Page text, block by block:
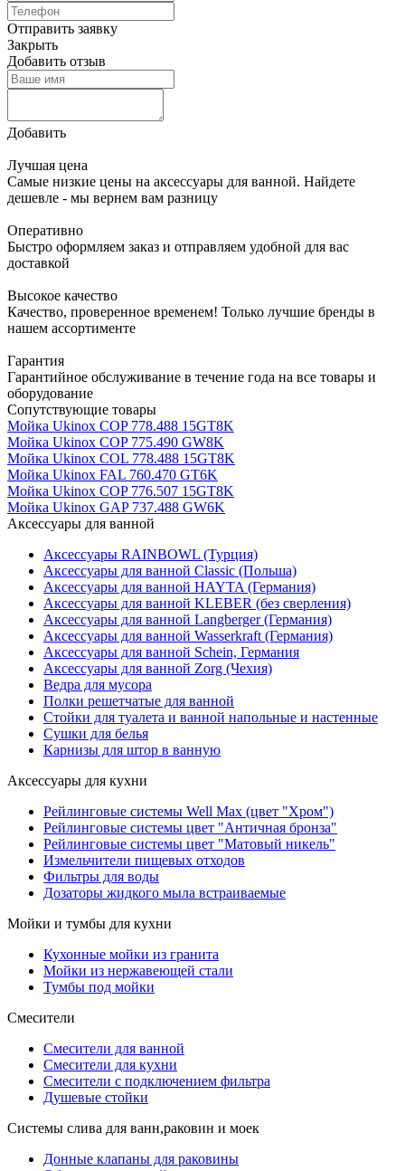
Отправить заявку
Закрыть
Добавить отзыв
Добавить
Лучшая цена
Самые низкие цены на аксессуары для ванной. Найдете
дешевле - мы вернем вам разницу
Оперативно
Быстро оформляем заказ и отправляем удобной для вас
доставкой
Высокое качество
Качество, проверенное временем! Только лучшие бренды в
нашем ассортименте
Гарантия
Гарантийное обслуживание в течение года на все товары и
оборудование
Сопутствующие товары
Мойка Ukinox COP 778.488 15GT8K
Мойка Ukinox COP 775.490 GW8K
Мойка Ukinox COL 778.488 15GT8K
Мойка Ukinox FAL 760.470 GT6K
Мойка Ukinox COP 776.507 15GT8K
Мойка Ukinox GAP 737.488 GW6K
Аксессуары для ванной
Аксессуары RAINBOWL (Турция)
Аксессуары для ванной Classic (Польша)
Аксессуары для ванной HAYTA (Германия)
Аксессуары для ванной KLEBER (без сверления)
Аксессуары для ванной Langberger (Германия)
Аксессуары для ванной Wasserkraft (Германия)
Аксессуары для ванной Schein, Германия
Аксессуары для ванной Zorg (Чехия)
Ведра для мусора
Полки решетчатые для ванной
Стойки для туалета и ванной напольные и настенные
Сушки для белья
Карнизы для штор в ванную
Аксессуары для кухни
Рейлинговые системы Well Max (цвет "Хром")
Рейлинговые системы цвет "Античная бронза"
Рейлинговые системы цвет "Матовый никель"
Измельчители пищевых отходов
Фильтры для воды
Дозаторы жидкого мыла встраиваемые
Мойки и тумбы для кухни
Кухонные мойки из гранита
Мойки из нержавеющей стали
Тумбы под мойки
Смесители
Смесители для ванной
Смесители для кухни
Смесители с подключением фильтра
Душевые стойки
Системы слива для ванн,раковин и моек
Донные клапаны для раковины